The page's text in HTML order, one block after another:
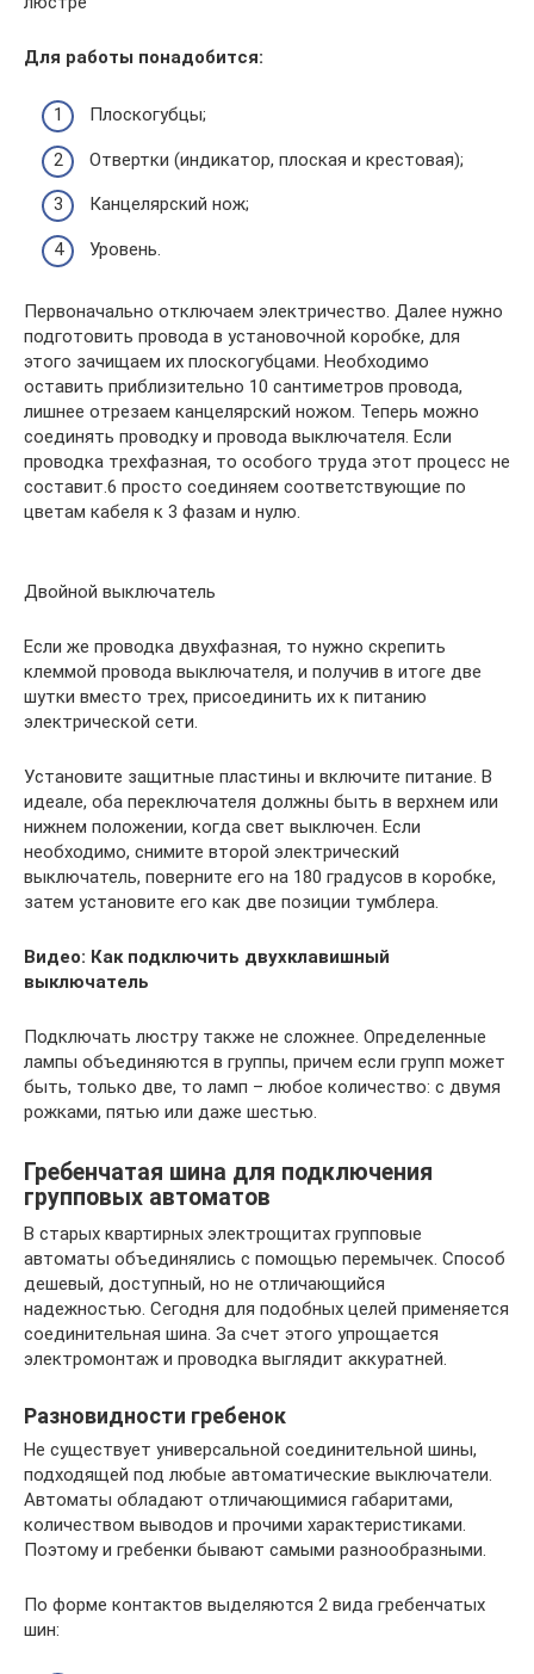
Для работы понадобится:
Плоскогубцы;
Отвертки (индикатор, плоская и крестовая);
Канцелярский нож;
Уровень.
Первоначально отключаем электричество. Далее нужно
подготовить провода в установочной коробке, для
этого зачищаем их плоскогубцами. Необходимо
оставить приблизительно 10 сантиметров провода,
лишнее отрезаем канцелярский ножом. Теперь можно
соединять проводку и провода выключателя. Если
проводка трехфазная, то особого труда этот процесс не
составит.6 просто соединяем соответствующие по
цветам кабеля к 3 фазам и нулю.
Двойной выключатель
Если же проводка двухфазная, то нужно скрепить
клеммой провода выключателя, и получив в итоге две
шутки вместо трех, присоединить их к питанию
электрической сети.
Установите защитные пластины и включите питание. В
идеале, оба переключателя должны быть в верхнем или
нижнем положении, когда свет выключен. Если
необходимо, снимите второй электрический
выключатель, поверните его на 180 градусов в коробке,
затем установите его как две позиции тумблера.
Видео: Как подключить двухклавишный
выключатель
Подключать люстру также не сложнее. Определенные
лампы объединяются в группы, причем если групп может
быть, только две, то ламп – любое количество: с двумя
рожками, пятью или даже шестью.
Гребенчатая шина для подключения
групповых автоматов
В старых квартирных электрощитах групповые
автоматы объединялись с помощью перемычек. Способ
дешевый, доступный, но не отличающийся
надежностью. Сегодня для подобных целей применяется
соединительная шина. За счет этого упрощается
электромонтаж и проводка выглядит аккуратней.
Разновидности гребенок
Не существует универсальной соединительной шины,
подходящей под любые автоматические выключатели.
Автоматы обладают отличающимися габаритами,
количеством выводов и прочими характеристиками.
Поэтому и гребенки бывают самыми разнообразными.
По форме контактов выделяются 2 вида гребенчатых
шин: